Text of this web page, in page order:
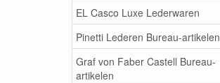
EL Casco Luxe Lederwaren
Pinetti Lederen Bureau-artikelen
Graf von Faber Castell Bureau-
artikelen